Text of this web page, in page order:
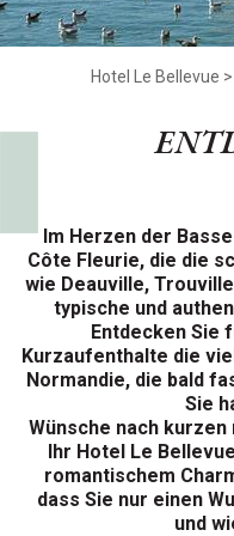
Hotel Le Bellevue >
Im Herzen der
Côte Fleurie, die die
wie Deauville,
typische und
Entdecken Sie
Kurzaufenthalte die
Normandie, die bald
Sie
Wünsche nach
Ihr Hotel Le
romantischem
dass Sie nur einen
und